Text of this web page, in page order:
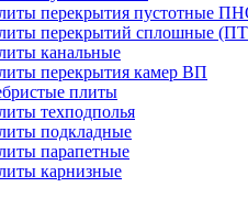
перекрытия пустотные
перекрытий сплошные
канальные
перекрытия камер ВП
плиты
техподполья
подкладные
парапетные
карнизные